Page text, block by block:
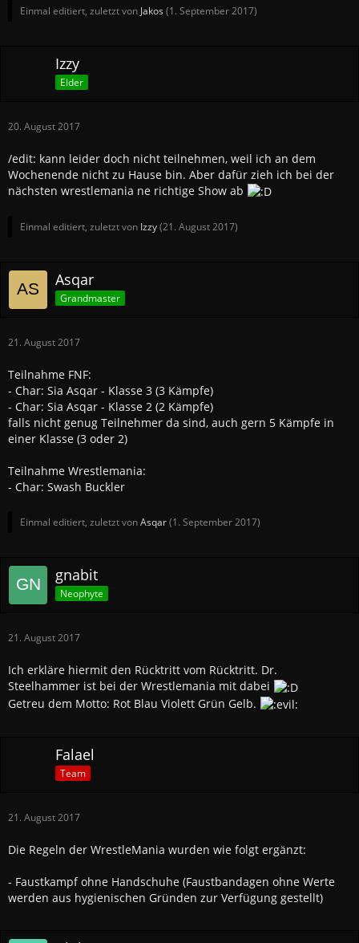
Einmal editiert, zuletzt von Jakos (1. September 2017)
Izzy
Elder
20. August 2017
/edit: kann leider doch nicht teilnehmen, weil ich an dem
Wochenende nicht zu Hause bin. Aber dafür zieh ich bei der
nächsten wrestlemania ne richtige Show ab
Einmal editiert, zuletzt von Izzy(21. August 2017)
Asqar
Grandmaster
21. August 2017
Teilnahme FNF:
- Char: Sia Asqar - Klasse 3 (3 Kämpfe)
- Char: Sia Asqar - Klasse 2 (2 Kämpfe)
falls nicht genug Teilnehmer da sind, auch gern 5 Kämpfe in
einer Klasse (3 oder 2)
Teilnahme Wrestlemania:
- Char: Swash Buckler
Einmal editiert, zuletzt vonAsqar(1. September 2017)
gnabit
Neophyte
21. August 2017
Ich erkläre hiermit den Rücktritt vom Rücktritt. Dr.
Steelhammer ist bei der Wrestlemania mit dabei
Getreu dem Motto: Rot Blau Violett Grün Gelb.
Falael
Team
21. August 2017
Die Regeln der WrestleMania wurden wie folgt ergänzt:
- Faustkampf ohne Handschuhe (Faustbandagen ohne Werte
werden aus hygienischen Gründen zur Verfügung gestellt)